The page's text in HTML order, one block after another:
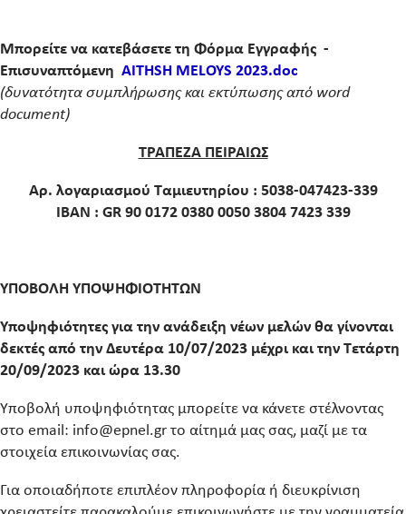
Μπορείτε να κατεβάσετε τη Φόρμα Εγγραφής -
Επισυναπτόμενη AITHSH MELOYS 2023.doc
(δυνατότητα συμπλήρωσης και εκτύπωσης από word
document)
ΤΡΑΠΕΖΑ ΠΕΙΡΑΙΩΣ
Αρ. λογαριασμού Ταμιευτηρίου : 5038-047423-339
ΙΒΑΝ : GR 90 0172 0380 0050 3804 7423 339
ΥΠΟΒΟΛΗ ΥΠΟΨΗΦΙΟΤΗΤΩΝ
Υποψηφιότητες για την ανάδειξη νέων μελών θα γίνονται
δεκτές από την Δευτέρα 10/07/2023 μέχρι και την Τετάρτη
20/09/2023 και ώρα 13.30
Υποβολή υποψηφιότητας μπορείτε να κάνετε στέλνοντας
στο email: info@epnel.gr το αίτημά μας σας, μαζί με τα
στοιχεία επικοινωνίας σας.
Για οποιαδήποτε επιπλέον πληροφορία ή διευκρίνιση